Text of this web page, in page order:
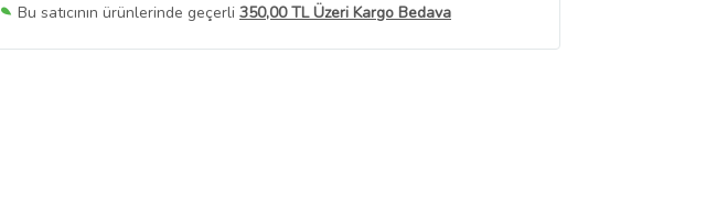
Bu satıcının ürünlerinde geçerli 350,00 TL Üzeri Kargo Bedava
Bu SatıcınınTüm Ürünlerini Görüntüle